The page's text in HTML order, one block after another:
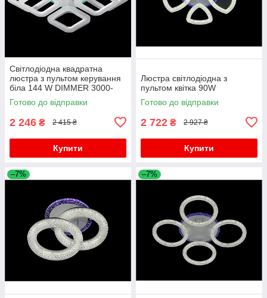
Світлодіодна квадратна
люстра з пультом керування
біла 144 W DIMMER 3000-
6000 H120*L450*W450
Готово до відправки
2 246 ₴ 2 415 ₴
Купити
Люстра світлодіодна з
пультом квітка 90W
Готово до відправки
2 722 ₴ 2 927 ₴
Купити
–7% –7%